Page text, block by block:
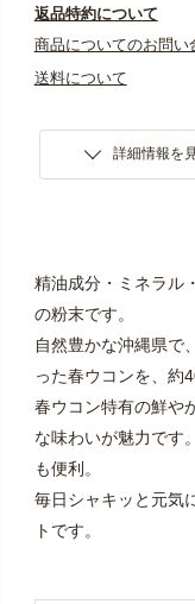
返品特約について
商品についてのお問い
送料について
詳細情報を
精油成分・ミネラル
の粉末です。
自然豊かな沖縄県で
った春ウコンを、約
春ウコン特有の鮮や
な味わいが魅力です
も便利。
毎日シャキッと元気
トです。